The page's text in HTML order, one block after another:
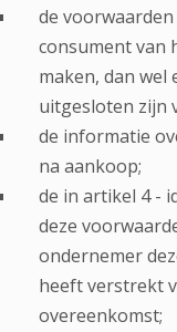
de
consument van
maken, dan wel
uitgesloten zijn
de informatie
na aankoop;
de in artikel 4 -
deze
ondernemer
heeft verstrekt
overeenkomst;